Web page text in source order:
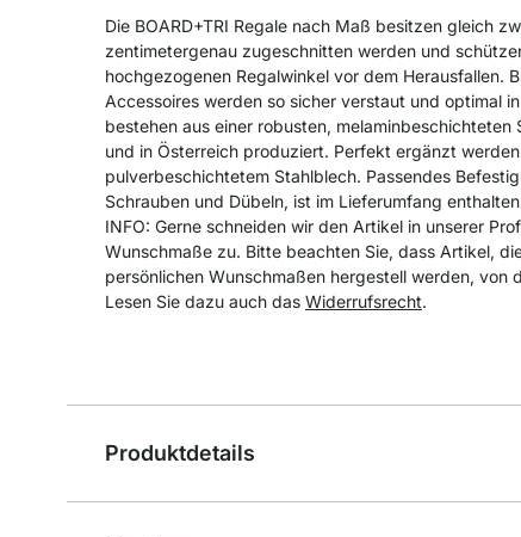
Die BOARD+TRI Regale nach Maß besitzen gleich
zentimetergenau zugeschnitten werden und
hochgezogenen Regalwinkel vor dem Herausfallen.
Accessoires werden so sicher verstaut und optimal
bestehen aus einer robusten,
und in Österreich produziert. Perfekt ergänzt
pulverbeschichtetem Stahlblech. Passendes
Schrauben und Dübeln, ist im Lieferumfang
INFO: Gerne schneiden wir den Artikel in unserer
Wunschmaße zu. Bitte beachten Sie, dass Artikel,
persönlichen Wunschmaßen hergestell werden, von
Lesen Sie dazu auch das Widerrufsrecht.
Produktdetails